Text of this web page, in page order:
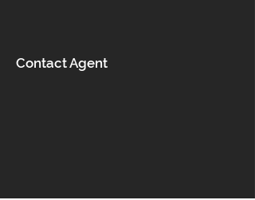
Contact Agent